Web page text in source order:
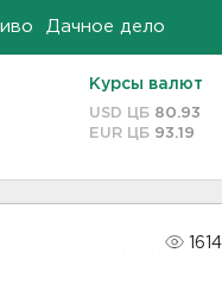
Дачное дело
Курсы валют
USD ЦБ 80.93
EUR ЦБ 93.19
1614